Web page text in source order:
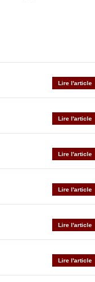
Lire l'article
Lire l'article
Lire l'article
Lire l'article
Lire l'article
Lire l'article